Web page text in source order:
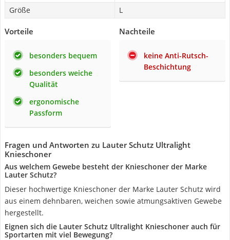
Größe
L
Vorteile
besonders bequem
besonders weiche
Qualität
ergonomische
Passform
Nachteile
keine Anti-Rutsch-
Beschichtung
Fragen und Antworten zu Lauter Schutz Ultralight
Knieschoner
Aus welchem Gewebe besteht der Knieschoner der Marke
Lauter Schutz?
Dieser hochwertige Knieschoner der Marke Lauter Schutz wird
aus einem dehnbaren, weichen sowie atmungsaktiven Gewebe
hergestellt.
Eignen sich die Lauter Schutz Ultralight Knieschoner auch für
Sportarten mit viel Bewegung?